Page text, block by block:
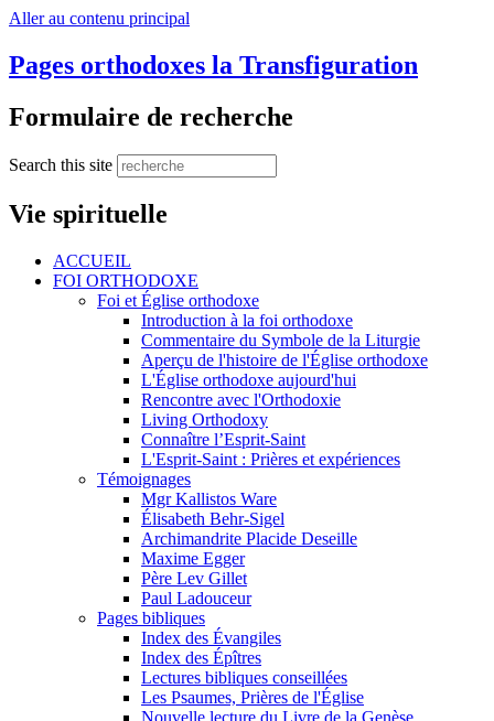
Aller au contenu principal
Pages orthodoxes la Transfiguration
Formulaire de recherche
Search this site
Vie spirituelle
ACCUEIL
FOI ORTHODOXE
Foi et Église orthodoxe
Introduction à la foi orthodoxe
Commentaire du Symbole de la Liturgie
Aperçu de l'histoire de l'Église orthodoxe
L'Église orthodoxe aujourd'hui
Rencontre avec l'Orthodoxie
Living Orthodoxy
Connaître l’Esprit-Saint
L'Esprit-Saint : Prières et expériences
Témoignages
Mgr Kallistos Ware
Élisabeth Behr-Sigel
Archimandrite Placide Deseille
Maxime Egger
Père Lev Gillet
Paul Ladouceur
Pages bibliques
Index des Évangiles
Index des Épîtres
Lectures bibliques conseillées
Les Psaumes, Prières de l'Église
Nouvelle lecture du Livre de la Genèse